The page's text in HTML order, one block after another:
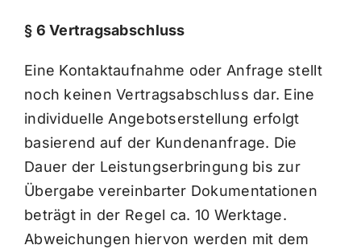
§ 6 Vertragsabschluss
Eine Kontaktaufnahme oder Anfrage stellt
noch keinen Vertragsabschluss dar. Eine
individuelle Angebotserstellung erfolgt
basierend auf der Kundenanfrage. Die
Dauer der Leistungserbringung bis zur
Übergabe vereinbarter Dokumentationen
beträgt in der Regel ca. 10 Werktage.
Abweichungen hiervon werden mit dem